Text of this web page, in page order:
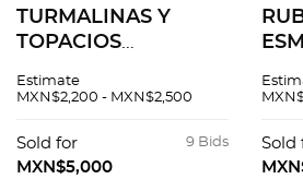
TURMALINAS Y
TOPACIOS
MONTAR
Estimate
MXN$2,200 - MXN$2,500
9 Bids
Sold for
MXN$5,000
Sold